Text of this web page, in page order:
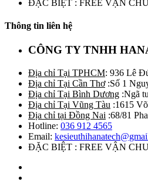
ĐẶC BIỆT : FREE VẬN
Thông tin liên hệ
CÔNG TY TNHH
Địa chỉ Tại TPHCM: 936 Lê
Địa chỉ Tại Cần Thơ:Số 1
Địa chỉ Tại Bình Dương :Ngã
Địa chỉ Tại Vũng Tàu :1615
Địa chỉ tại Đồng Nai :68/81
Hotline: 036 912 4565
Email:
ĐẶC BIỆT : FREE VẬN